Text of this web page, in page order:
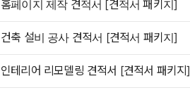
홈페이지 제작 견적서 [견적서 패키지]
건축 설비 공사 견적서 [견적서 패키지]
인테리어 리모델링 견적서 [견적서 패키지]